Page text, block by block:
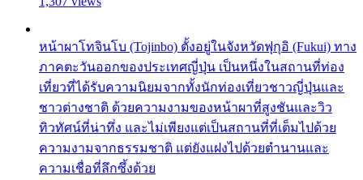
หน้าผาโทจินโบ (Tojinbo) ตั้งอยู่ในจังหวัดฟุกุอิ (Fukui) ทาง
ภาคตะวันออกของประเทศญี่ปุ่น เป็นหนึ่งในสถานที่ท่อง
เที่ยวที่ได้รับความนิยมจากทั้งนักท่องเที่ยวชาวญี่ปุ่นและ
ชาวต่างชาติ ด้วยความงามของหน้าผาที่สูงชันและวิว
ทิวทัศน์ที่น่าทึ่ง และไม่เพียงแต่เป็นสถานที่ที่เต็มไปด้วย
ความงามจากธรรมชาติ แต่ยังแฝงไปด้วยตำนานและ
ความเชื่อที่ลึกซึ้งด้วย